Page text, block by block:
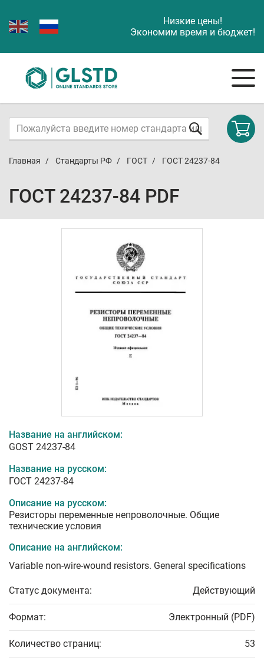
Низкие цены!
Экономим время и бюджет!
Главная Стандарты РФ ГОСТ ГОСТ 24237-84
ГОСТ 24237-84 PDF
Название на английском:
GOST 24237-84
Название на русском:
ГОСТ 24237-84
Описание на русском:
Резисторы переменные непроволочные. Общие
технические условия
Описание на английском:
Variable non-wire-wound resistors. General specifications
Статус документа: Действующий
Формат: Электронный (PDF)
Количество страниц: 53